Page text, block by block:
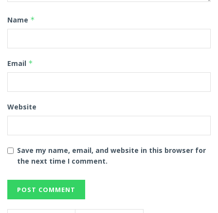
Name *
Email *
Website
Save my name, email, and website in this browser for
the next time I comment.